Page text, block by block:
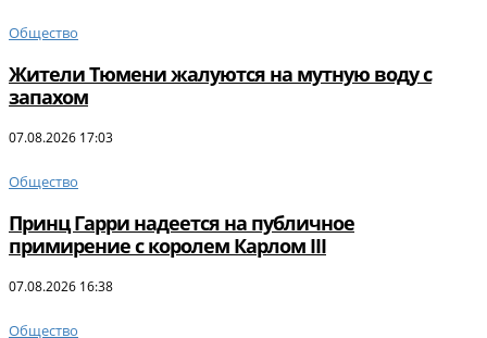
Общество
Жители Тюмени жалуются на мутную воду с
запахом
07.08.2026 17:03
Общество
Принц Гарри надеется на публичное
примирение с королем Карлом III
07.08.2026 16:38
Общество